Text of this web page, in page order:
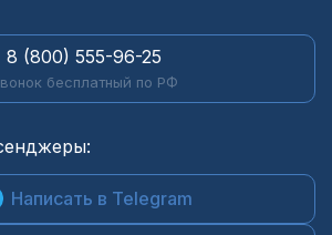
8 (800) 555-96-25
бесплатный по РФ
Написать в Telegram